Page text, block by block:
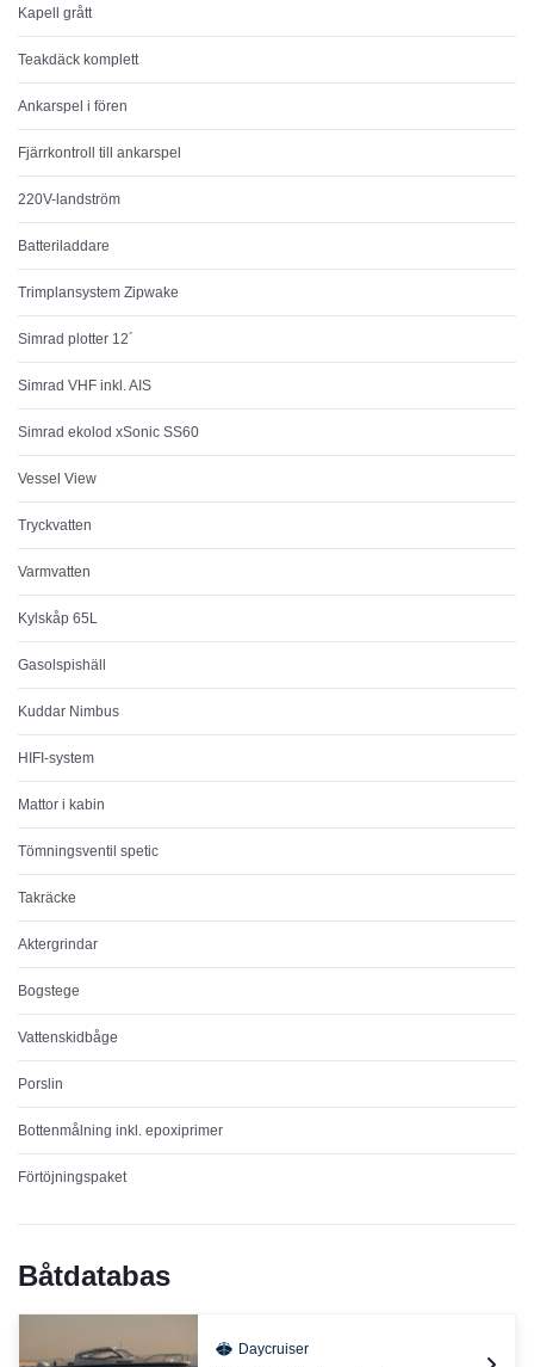
Kapell grått
Teakdäck komplett
Ankarspel i fören
Fjärrkontroll till ankarspel
220V-landström
Batteriladdare
Trimplansystem Zipwake
Simrad plotter 12´
Simrad VHF inkl. AIS
Simrad ekolod xSonic SS60
Vessel View
Tryckvatten
Varmvatten
Kylskåp 65L
Gasolspishäll
Kuddar Nimbus
HIFI-system
Mattor i kabin
Tömningsventil spetic
Takräcke
Aktergrindar
Bogstege
Vattenskidbåge
Porslin
Bottenmålning inkl. epoxiprimer
Förtöjningspaket
Båtdatabas
Daycruiser